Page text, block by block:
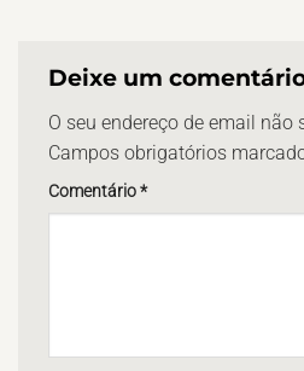
Deixe um
O seu endereço de email não
Campos obrigatórios
Comentário*